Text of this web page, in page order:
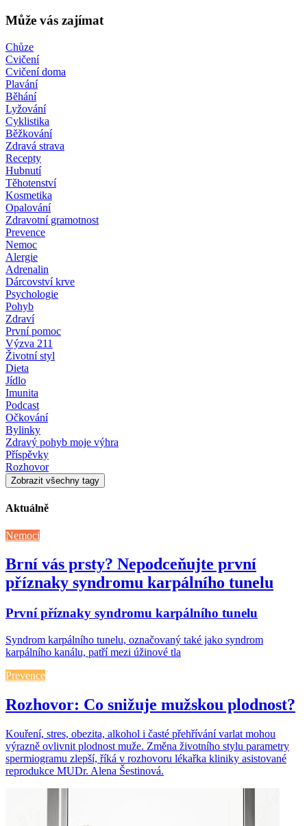
Může vás zajímat
Chůze
Cvičení
Cvičení doma
Plavání
Běhání
Lyžování
Cyklistika
Běžkování
Zdravá strava
Recepty
Hubnutí
Těhotenství
Kosmetika
Opalování
Zdravotní gramotnost
Prevence
Nemoc
Alergie
Adrenalin
Dárcovství krve
Psychologie
Pohyb
Zdraví
První pomoc
Výzva 211
Životní styl
Dieta
Jídlo
Imunita
Podcast
Očkování
Bylinky
Zdravý pohyb moje výhra
Příspěvky
Rozhovor
Zobrazit všechny tagy
Aktuálně
Nemoci
Brní vás prsty? Nepodceňujte první
příznaky syndromu karpálního tunelu
První příznaky syndromu karpálního tunelu
Syndrom karpálního tunelu, označovaný také jako syndrom
karpálního kanálu, patří mezi úžinové tla
Prevence
Rozhovor: Co snižuje mužskou plodnost?
Kouření, stres, obezita, alkohol i časté přehřívání varlat mohou
výrazně ovlivnit plodnost muže. Změna životního stylu parametry
spermiogramu zlepší, říká v rozhovoru lékařka kliniky asistované
reprodukce MUDr. Alena Šestinová.